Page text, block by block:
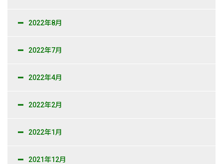
2022年8月
2022年7月
2022年4月
2022年2月
2022年1月
2021年12月